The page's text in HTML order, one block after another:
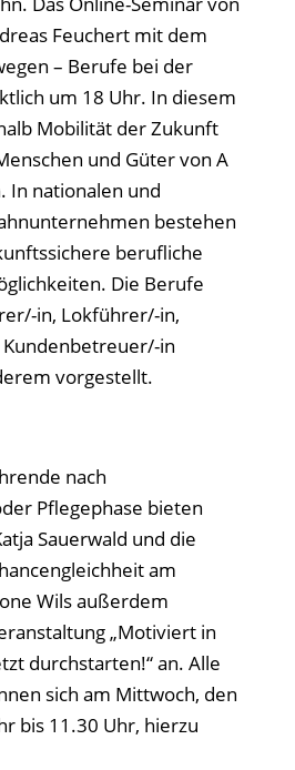
Feuchert mit dem
– Berufe bei der
um 18 Uhr. In diesem
Mobilität der Zukunft
und Güter von A
In nationalen und
bestehen
berufliche
Die Berufe
in, Lokführer/-in,
in
vorgestellt.
nach
Pflegephase bieten
Sauerwald und die
am
Wils außerdem
„Motiviert in
durchstarten!“ an. Alle
sich am Mittwoch, den
bis 11.30 Uhr, hierzu